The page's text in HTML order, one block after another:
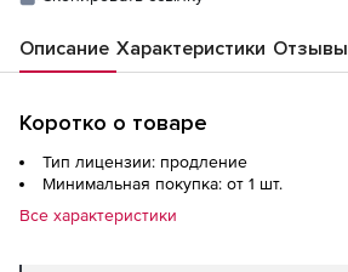
Описание Характеристики Отзывы
Коротко о товаре
Тип лицензии: продление
Минимальная покупка: от 1 шт.
Все характеристики